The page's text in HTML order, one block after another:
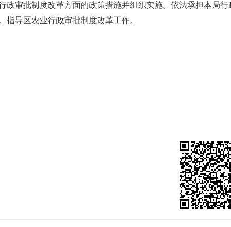
审批制度改革方面的政策措施并组织实施。依法承担本局行
指导区农业行政审批制度改革工作。